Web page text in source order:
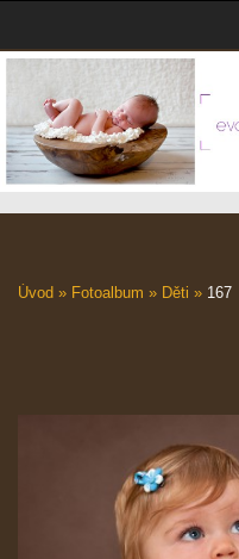
Úvod » Fotoalbum » Děti » 167